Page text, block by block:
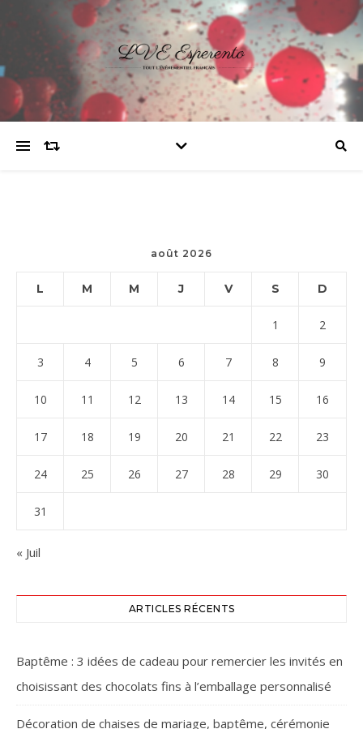
août 2026
L M M J V S D
1 2
3 4 5 6 7 8 9
10 11 12 13 14 15 16
17 18 19 20 21 22 23
24 25 26 27 28 29 30
31
« Juil
ARTICLES RÉCENTS
Baptême : 3 idées de cadeau pour remercier les invités en
choisissant des chocolats fins à l’emballage personnalisé
Décoration de chaises de mariage, baptême, cérémonie